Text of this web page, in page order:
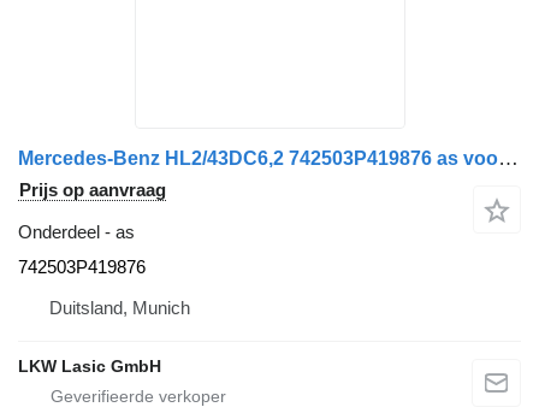
Mercedes-Benz HL2/43DC6,2 742503P419876 as voor Mercedes-Benz Atego 815/817/818 vrachtwagen
Prijs op aanvraag
Onderdeel - as
742503P419876
Duitsland, Munich
LKW Lasic GmbH